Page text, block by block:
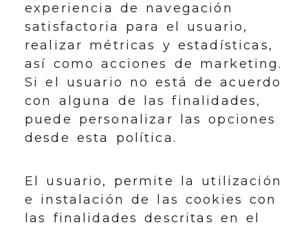
experiencia de navegación
satisfactoria para el usuario,
realizar métricas y estadísticas,
así como acciones de marketing.
Si el usuario no está de acuerdo
con alguna de las finalidades,
puede personalizar las opciones
desde esta política.
El usuario, permite la utilización
e instalación de las cookies con
las finalidades descritas en el